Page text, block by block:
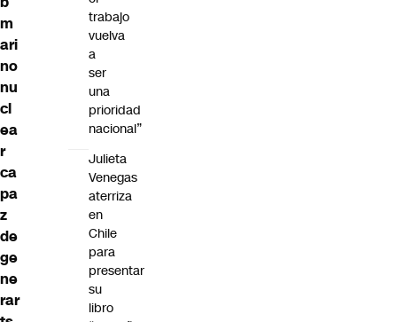
m
ari
no
nu
cl
ea
r
ca
pa
z
de
ge
ne
rar
trabajo
vuelva
a
ser
una
prioridad
nacional”
Julieta
Venegas
aterriza
en
Chile
para
presentar
su
libro